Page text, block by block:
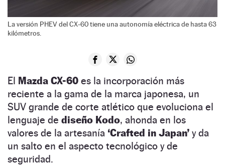
La versión PHEV del CX-60 tiene una autonomía eléctrica de hasta 63
kilómetros.
El Mazda CX-60 es la incorporación más
reciente a la gama de la marca japonesa, un
SUV grande de corte atlético que evoluciona el
lenguaje de diseño Kodo, ahonda en los
valores de la artesanía ‘Crafted in Japan’ y da
un salto en el aspecto tecnológico y de
seguridad.